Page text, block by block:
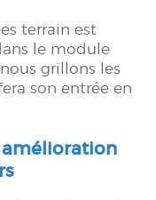
terrain est
le module
grillons les
son entrée en
amélioration